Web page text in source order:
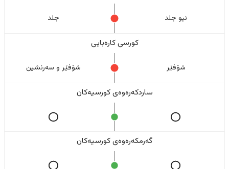
نیو جلد جلد
کورسی کارەبایی
شۆفێر شۆفێر و سەرنشین
ساردکەرەوەی کورسیەکان
گەرمکەرەوەی کورسیەکان